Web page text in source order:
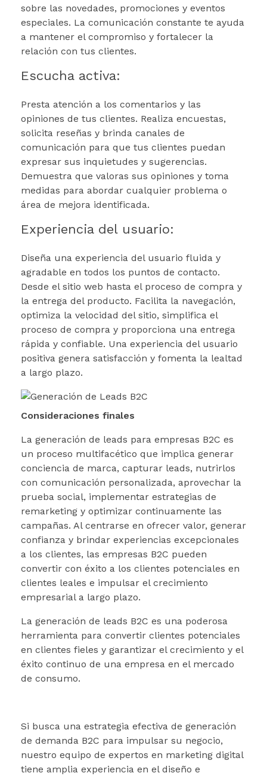
sobre las novedades, promociones y eventos
especiales. La comunicación constante te ayuda
a mantener el compromiso y fortalecer la
relación con tus clientes.
Escucha activa:
Presta atención a los comentarios y las
opiniones de tus clientes. Realiza encuestas,
solicita reseñas y brinda canales de
comunicación para que tus clientes puedan
expresar sus inquietudes y sugerencias.
Demuestra que valoras sus opiniones y toma
medidas para abordar cualquier problema o
área de mejora identificada.
Experiencia del usuario:
Diseña una experiencia del usuario fluida y
agradable en todos los puntos de contacto.
Desde el sitio web hasta el proceso de compra y
la entrega del producto. Facilita la navegación,
optimiza la velocidad del sitio, simplifica el
proceso de compra y proporciona una entrega
rápida y confiable. Una experiencia del usuario
positiva genera satisfacción y fomenta la lealtad
a largo plazo.
Consideraciones finales
La generación de leads para empresas B2C es
un proceso multifacético que implica generar
conciencia de marca, capturar leads, nutrirlos
con comunicación personalizada, aprovechar la
prueba social, implementar estrategias de
remarketing y optimizar continuamente las
campañas. Al centrarse en ofrecer valor, generar
confianza y brindar experiencias excepcionales
a los clientes, las empresas B2C pueden
convertir con éxito a los clientes potenciales en
clientes leales e impulsar el crecimiento
empresarial a largo plazo.
La generación de leads B2C es una poderosa
herramienta para convertir clientes potenciales
en clientes fieles y garantizar el crecimiento y el
éxito continuo de una empresa en el mercado
de consumo.
Si busca una estrategia efectiva de generación
de demanda B2C para impulsar su negocio,
nuestro equipo de expertos en marketing digital
tiene amplia experiencia en el diseño e